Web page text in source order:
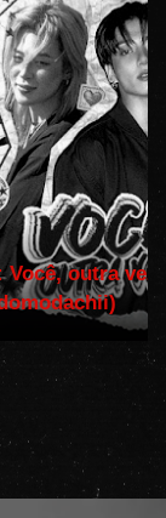
Você, outra vez!